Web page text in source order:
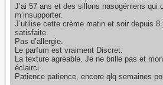
J’ai 57 ans et des sillons nasogéniens qui
m’insupporter.
J’utilise cette crème matin et soir depuis
satisfaite.
Pas d’allergie.
Le parfum est vraiment Discret.
La texture agréable. Je ne brille pas et
éclairci.
Patience patience, encore qlq semaines